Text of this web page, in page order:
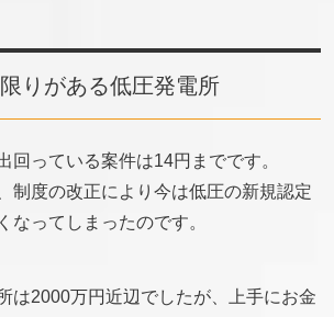
がある低圧発電所
回っている案件は14円までです。
制度の改正により今は低圧の新規認定
なってしまったのです。
は2000万円近辺でしたが、上手にお金